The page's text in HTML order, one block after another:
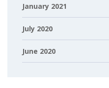
January 2021
July 2020
June 2020